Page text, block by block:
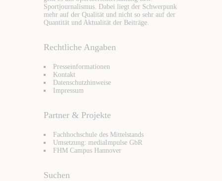
Sportjournalismus. Dabei liegt der Schwerpunk
mehr auf der Qualität und nicht so sehr auf der
Quantität und Aktualität der Beiträge.
Rechtliche Angaben
Presseinformationen
Kontakt
Datenschutzhinweise
Impressum
Partner & Projekte
Fachhochschule des Mittelstands
Umsetzung: mediaImpulse GbR
FHM Campus Hannover
Suchen